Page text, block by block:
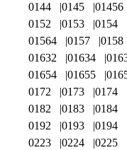
0144
0145 01456
0152
0153 0154
01564
0157 0158
01632
01634
01654
01655
0172
0173 0174
0182
0183 0184
0192
0193 0194
0223
0224 0225